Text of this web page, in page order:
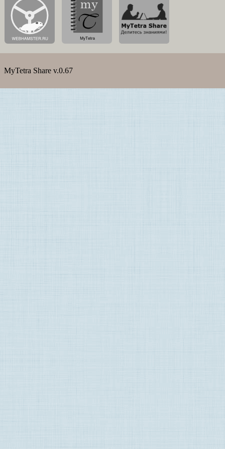
MyTetra Share v.0.67